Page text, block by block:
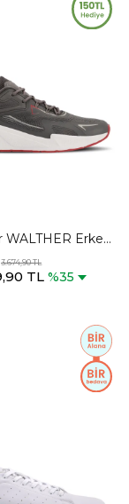
WALTHER Erkek
Koşu & Yürüyüş
Ayakkabısı
3.674,90 TL
TL %35